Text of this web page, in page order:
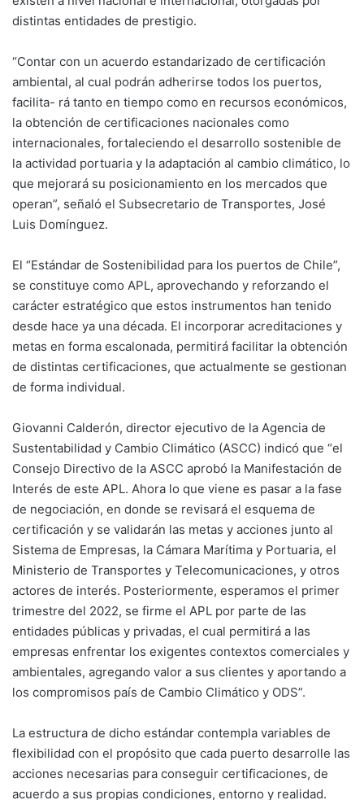
distintas entidades de prestigio.
“Contar con un acuerdo estandarizado de certificación
ambiental, al cual podrán adherirse todos los puertos,
facilita- rá tanto en tiempo como en recursos económicos,
la obtención de certificaciones nacionales como
internacionales, fortaleciendo el desarrollo sostenible de
la actividad portuaria y la adaptación al cambio climático, lo
que mejorará su posicionamiento en los mercados que
operan”, señaló el Subsecretario de Transportes, José
Luis Domínguez.
El “Estándar de Sostenibilidad para los puertos de Chile”,
se constituye como APL, aprovechando y reforzando el
carácter estratégico que estos instrumentos han tenido
desde hace ya una década. El incorporar acreditaciones y
metas en forma escalonada, permitirá facilitar la obtención
de distintas certificaciones, que actualmente se gestionan
de forma individual.
Giovanni Calderón, director ejecutivo de la Agencia de
Sustentabilidad y Cambio Climático (ASCC) indicó que “el
Consejo Directivo de la ASCC aprobó la Manifestación de
Interés de este APL. Ahora lo que viene es pasar a la fase
de negociación, en donde se revisará el esquema de
certificación y se validarán las metas y acciones junto al
Sistema de Empresas, la Cámara Marítima y Portuaria, el
Ministerio de Transportes y Telecomunicaciones, y otros
actores de interés. Posteriormente, esperamos el primer
trimestre del 2022, se firme el APL por parte de las
entidades públicas y privadas, el cual permitirá a las
empresas enfrentar los exigentes contextos comerciales y
ambientales, agregando valor a sus clientes y aportando a
los compromisos país de Cambio Climático y ODS”.
La estructura de dicho estándar contempla variables de
flexibilidad con el propósito que cada puerto desarrolle las
acciones necesarias para conseguir certificaciones, de
acuerdo a sus propias condiciones, entorno y realidad.